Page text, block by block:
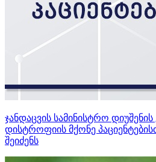
ჯანდაცვის სამინისტრო
დისტროფიის მქონე
შეიძენს